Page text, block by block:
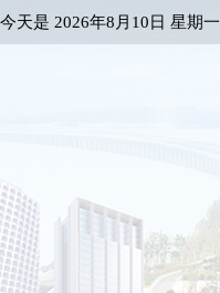
今天是 2026年8月10日 星期一